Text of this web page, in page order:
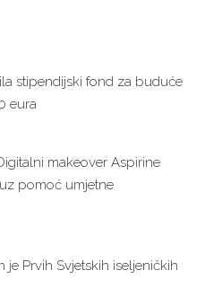
stipendijski fond za buduće
eura
makeover Aspirine
pomoć umjetne
je Prvih Svjetskih iseljeničkih